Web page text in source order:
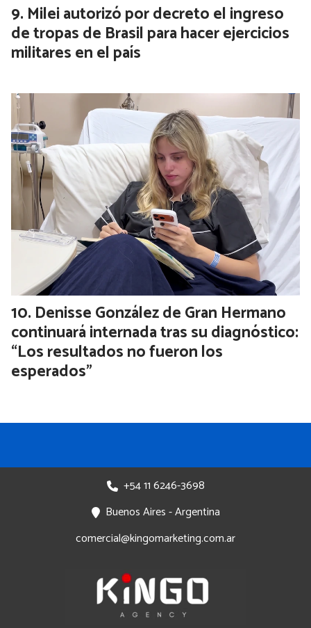
Milei autorizó por decreto el ingreso
de tropas de Brasil para hacer ejercicios
militares en el país
Denisse González de Gran Hermano
continuará internada tras su diagnóstico:
“Los resultados no fueron los
esperados”
+54 11 6246-3698
Buenos Aires - Argentina
comercial@kingomarketing.com.ar